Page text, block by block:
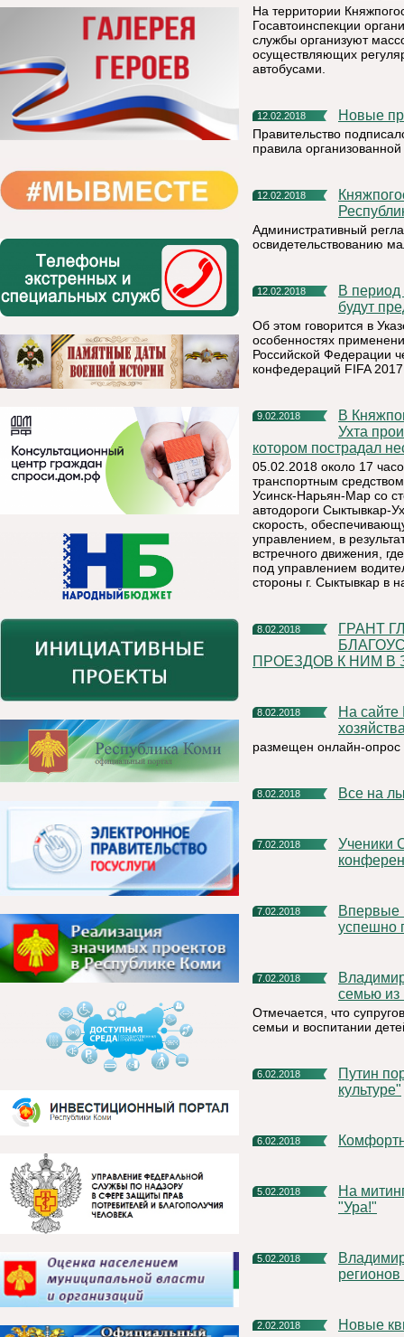
На территории
Госавтоинспекции
службы организуют
осуществляющих
автобусами.
12.02.2018 Новые
Правительство
правила
12.02.2018
Княжпогостский участок ФКУ «Центр ГИМС МЧС России по
Административный
освидетельствованию
12.02.2018
В период проведения чемпионата мира по футболу FIFA 2018
будут
Об этом говорится в
особенностях
Российской Федерации
конфедераций FIFA
9.02.2018
В Княжпогостском районе на 95 км автодороги Сыктывкар-
Ухта
котором пострадал
05.02.2018 около 17
транспортным
Усинск-Нарьян-Мар со
автодороги Сыктывкар-
скорость,
управлением, в
встречного движения,
под управлением
стороны г. Сыктывкар в
8.02.2018
ГРАНТ ГЛАВЫ РЕСПУБЛИКИ КОМИ ЗА ЛУЧШЕЕ
ПРОЕЗДОВ К НИМ
8.02.2018
На сайте Министерства энергетики, жилищно-коммунального
размещен онлайн-опрос
8.02.2018 Все на
7.02.2018
Ученики СОШ №2 г. Емва стали призерами республиканской
7.02.2018
Впервые все сдавшие подписи кандидаты в президенты
успешно
7.02.2018
Владимир Путин наградил орденом «Родительская слава»
семью из
Отмечается, что
семьи и воспитании
6.02.2018
Путин поручил к 1 июля подготовить проект закона "О
культуре"
6.02.2018
5.02.2018
На митинге в честь Года культуры не смолкало громогласное
"Ура!"
5.02.2018
Владимир Путин предложил перераспределить расходы
регионов
2.02.2018 Новые